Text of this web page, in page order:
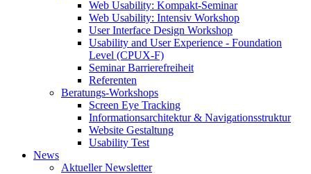
Web Usability: Kompakt-Seminar
Web Usability: Intensiv Workshop
User Interface Design Workshop
Usability and User Experience - Foundation
Level (CPUX-F)
Seminar Barrierefreiheit
Referenten
Beratungs-Workshops
Screen Eye Tracking
Informationsarchitektur & Navigationsstruktur
Website Gestaltung
Usability Test
News
Aktueller Newsletter